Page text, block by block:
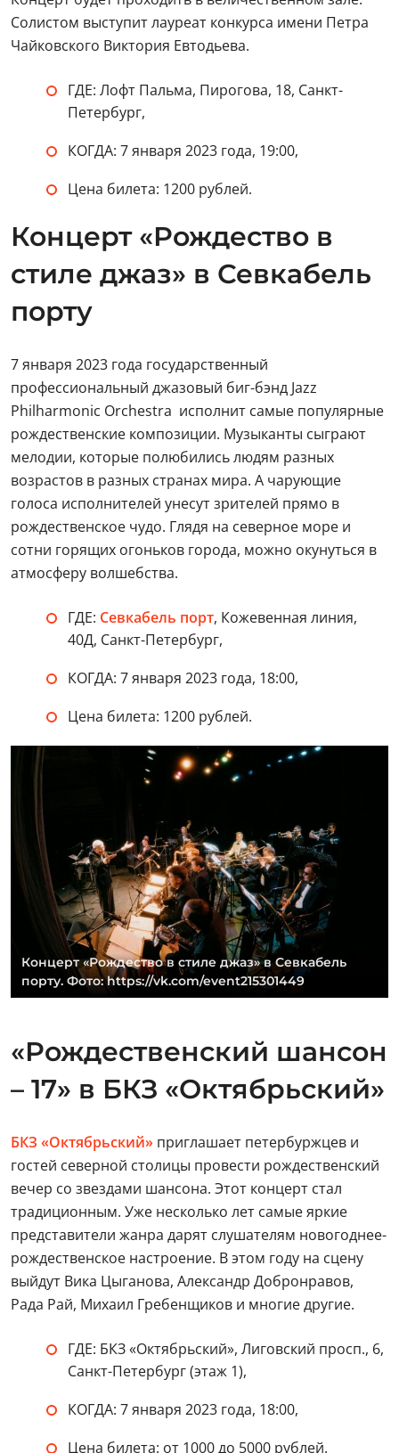
Солистом выступит лауреат конкурса имени Петра
Чайковского Виктория Евтодьева.
ГДЕ: Лофт Пальма, Пирогова, 18, Санкт-
Петербург,
КОГДА: 7 января 2023 года, 19:00,
Цена билета: 1200 рублей.
Концерт «Рождество в
стиле джаз» в Севкабель
порту
7 января 2023 года государственный
профессиональный джазовый биг-бэнд Jazz
Philharmonic Orchestra исполнит самые популярные
рождественские композиции. Музыканты сыграют
мелодии, которые полюбились людям разных
возрастов в разных странах мира. А чарующие
голоса исполнителей унесут зрителей прямо в
рождественское чудо. Глядя на северное море и
сотни горящих огоньков города, можно окунуться в
атмосферу волшебства.
ГДЕ: Севкабель порт, Кожевенная линия,
40Д, Санкт-Петербург,
КОГДА: 7 января 2023 года, 18:00,
Цена билета: 1200 рублей.
Концерт «Рождество в стиле джаз» в Севкабель
порту. Фото: https://vk.com/event215301449
«Рождественский шансон
– 17» в БКЗ «Октябрьский»
БКЗ «Октябрьский» приглашает петербуржцев и
гостей северной столицы провести рождественский
вечер со звездами шансона. Этот концерт стал
традиционным. Уже несколько лет самые яркие
представители жанра дарят слушателям новогоднее-
рождественское настроение. В этом году на сцену
выйдут Вика Цыганова, Александр Добронравов,
Рада Рай, Михаил Гребенщиков и многие другие.
ГДЕ: БКЗ «Октябрьский», Лиговский просп., 6,
Санкт-Петербург (этаж 1),
КОГДА: 7 января 2023 года, 18:00,
Цена билета: от 1000 до 5000 рублей.